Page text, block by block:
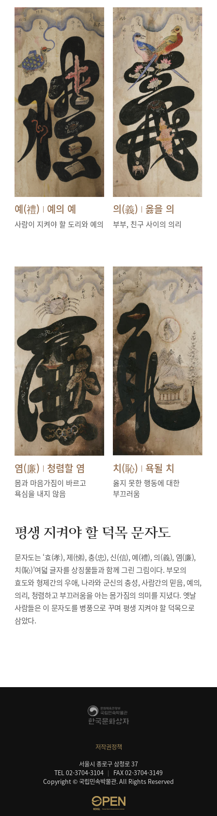
예(禮) | 예의 예
사람이 지켜야 할 도리와 예의
의(義) | 옳을 의
부부, 친구 사이의 의리
염(廉) | 청렴할 염
몸과 마음가짐이 바르고
욕심을 내지 않음
치(恥) | 욕될 치
옳지 못한 행동에 대한
부끄러움
평생 지켜야 할 덕목 문자도
문자도는 ‘효(孝), 제(悌), 충(忠), 신(信), 예(禮), 의(義), 염(廉),
치(恥)’여덟 글자를 상징물들과 함께 그린 그림이다. 부모의
효도와 형제간의 우애, 나라와 군신의 충성, 사람간의 믿음, 예의,
의리, 청렴하고 부끄러움을 아는 몸가짐의 의미를 지녔다. 옛날
사람들은 이 문자도를 병풍으로 꾸며 평생 지켜야 할 덕목으로
삼았다.
저작권정책
서울시 종로구 삼청로 37
TEL 02-3704-3104
FAX 02-3704-3149
Copyright © 국립민속박물관. All Rights Reserved